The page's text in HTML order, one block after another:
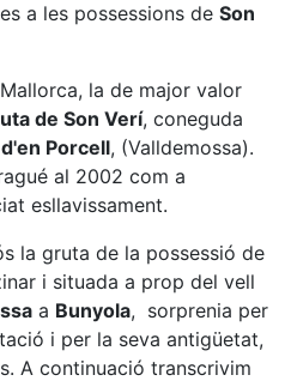
a les possessions de Son
la de major valor
de Son Verí, coneguda
Porcell, (Valldemossa).
al 2002 com a
esllavissament.
la gruta de la possessió de
i situada a prop del vell
a Bunyola, sorprenia per
i per la seva antigüetat,
A continuació transcrivim